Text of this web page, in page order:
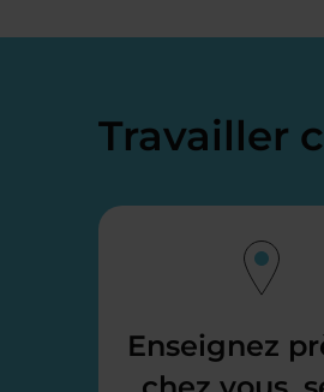
Travailler
Enseignez